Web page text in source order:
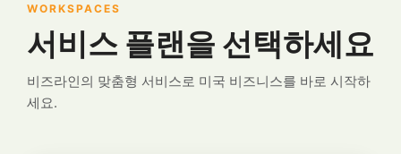
WORKSPACES
서비스 플랜을 선택하세요
비즈라인의 맞춤형 서비스로 미국 비즈니스를 바로 시작하
세요.